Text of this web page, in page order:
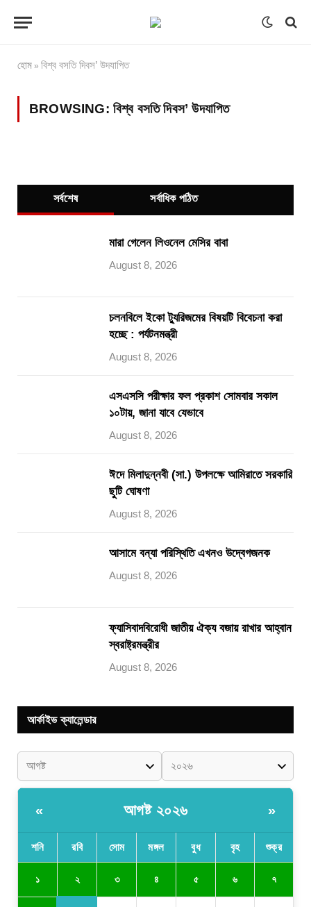
হোম » বিশ্ব বসতি দিবস’ উদযাপিত
BROWSING: বিশ্ব বসতি দিবস’ উদযাপিত
সর্বশেষ সর্বাধিক পঠিত
মারা গেলেন লিওনেল মেসির বাবা
August 8, 2026
চলনবিলে ইকো ট্যুরিজমের বিষয়টি বিবেচনা করা
হচ্ছে : পর্যটনমন্ত্রী
August 8, 2026
এসএসসি পরীক্ষার ফল প্রকাশ সোমবার সকাল
১০টায়, জানা যাবে যেভাবে
August 8, 2026
ঈদে মিলাদুন্নবী (সা.) উপলক্ষে আমিরাতে সরকারি
ছুটি ঘোষণা
August 8, 2026
আসামে বন্যা পরিস্থিতি এখনও উদ্বেগজনক
August 8, 2026
ফ্যাসিবাদবিরোধী জাতীয় ঐক্য বজায় রাখার আহ্বান
স্বরাষ্ট্রমন্ত্রীর
August 8, 2026
আর্কাইভ ক্যালেন্ডার
« আগষ্ট ২০২৬ »
শনি রবি সোম মঙ্গল বুধ বৃহ শুক্র
১ ২ ৩ ৪ ৫ ৬ ৭